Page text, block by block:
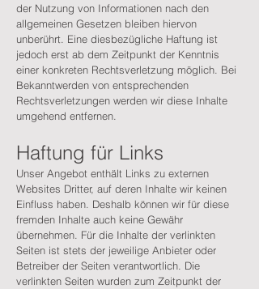
der Nutzung von Informationen nach den
allgemeinen Gesetzen bleiben hiervon
unberührt. Eine diesbezügliche Haftung ist
jedoch erst ab dem Zeitpunkt der Kenntnis
einer konkreten Rechtsverletzung möglich. Bei
Bekanntwerden von entsprechenden
Rechtsverletzungen werden wir diese Inhalte
umgehend entfernen.
Haftung für Links
Unser Angebot enthält Links zu externen
Websites Dritter, auf deren Inhalte wir keinen
Einfluss haben. Deshalb können wir für diese
fremden Inhalte auch keine Gewähr
übernehmen. Für die Inhalte der verlinkten
Seiten ist stets der jeweilige Anbieter oder
Betreiber der Seiten verantwortlich. Die
verlinkten Seiten wurden zum Zeitpunkt der